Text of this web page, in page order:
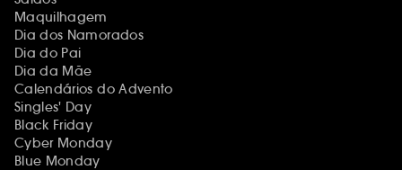
Maquilhagem
Dia dos Namorados
Dia do Pai
Dia da Mãe
Calendários do Advento
Singles' Day
Black Friday
Cyber Monday
Blue Monday